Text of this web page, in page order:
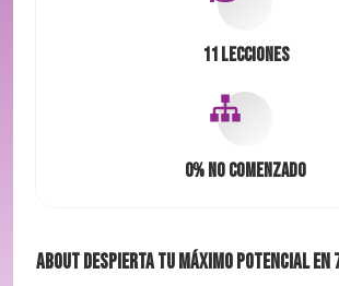
11 Lecciones
0% No comenzado
AboutDespierta tu máximo potencial en